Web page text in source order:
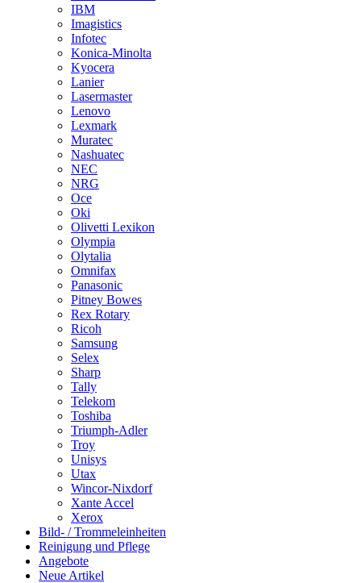
IBM
Imagistics
Infotec
Konica-Minolta
Kyocera
Lanier
Lasermaster
Lenovo
Lexmark
Muratec
Nashuatec
NEC
NRG
Oce
Oki
Olivetti Lexikon
Olympia
Olytalia
Omnifax
Panasonic
Pitney Bowes
Rex Rotary
Ricoh
Samsung
Selex
Sharp
Tally
Telekom
Toshiba
Triumph-Adler
Troy
Unisys
Utax
Wincor-Nixdorf
Xante Accel
Xerox
Bild- / Trommeleinheiten
Reinigung und Pflege
Angebote
Neue Artikel